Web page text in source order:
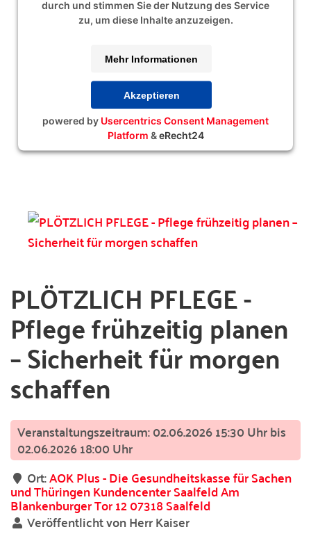
durch und stimmen Sie der Nutzung des Service
zu, um diese Inhalte anzuzeigen.
Mehr Informationen
Akzeptieren
powered by Usercentrics Consent Management
Platform &eRecht24
PLÖTZLICH PFLEGE -
Pflege frühzeitig planen
– Sicherheit für morgen
schaffen
02.06.2026 15:30 Uhr bis
02.06.2026 18:00 Uhr
Ort:AOK Plus - Die Gesundheitskasse für Sachen
und Thüringen Kundencenter Saalfeld Am
Blankenburger Tor 12 07318 Saalfeld
Veröffentlicht von Herr Kaiser